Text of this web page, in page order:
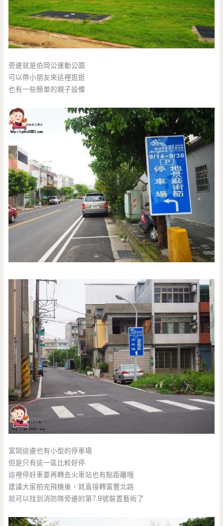
旁邊就是伯岡公運動公園
可以帶小朋友來這裡逛逛
也有一些簡單的親子設備
富岡這邊也有小型的停車場
但是只有這一區比較好停
這裡停好車要再轉去火車站也有點距離哦
建議大家拍完飛機後，就直接轉富豐北路
就可以找到消防隊旁邊的第7.8號裝置藝術了